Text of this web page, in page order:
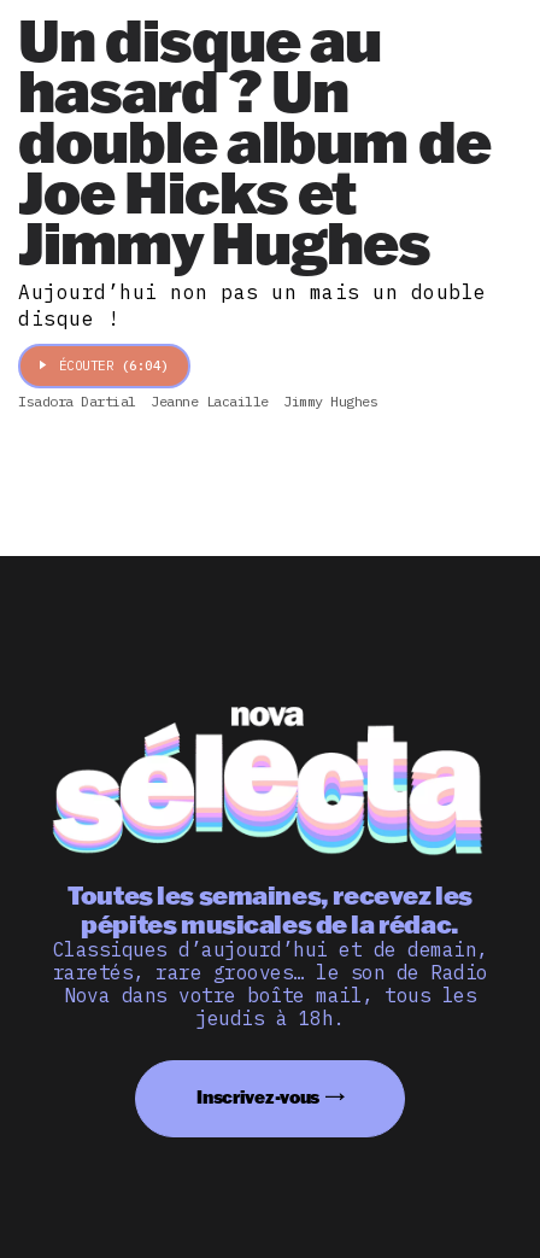
Un disque au
hasard ? Un
double album de
Joe Hicks et
Jimmy Hughes
Aujourd’hui non pas un mais un double
disque !
ÉCOUTER (6:04)
Isadora Dartial Jeanne Lacaille Jimmy Hughes
Toutes les semaines, recevez les
pépites musicales de la rédac.
Classiques d’aujourd’hui et de demain,
raretés, rare grooves… le son de Radio
Nova dans votre boîte mail, tous les
jeudis à 18h.
Inscrivez-vous